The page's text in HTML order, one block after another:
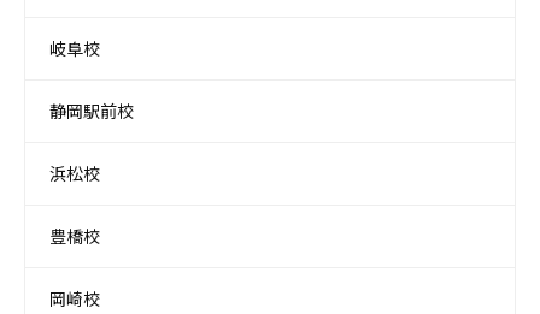
岐阜校
静岡駅前校
浜松校
豊橋校
岡崎校